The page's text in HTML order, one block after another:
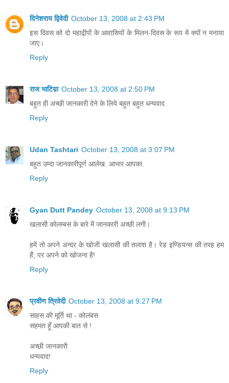
दिनेशराय द्विवेदी October 13, 2008 at 2:43 PM
इस दिवस को दो महाद्वीपों के आवासियों के मिलन-दिवस के रूप में क्यों न मनाया
जाए।
Reply
राज भाटिय़ा October 13, 2008 at 2:50 PM
बहुत ही अच्छी जानकारी देने के लिये बहुत बहुत धन्यवाद
Reply
Udan Tashtari October 13, 2008 at 3:07 PM
बहुत उम्दा जानकारीपूर्ण आलेख. आभार आपका.
Reply
Gyan Dutt Pandey October 13, 2008 at 9:13 PM
खलासी कोलम्बस के बारे में जानकारी अच्छी लगी।
हमें तो अपने अन्दर के खोजी खलासी की तलाश है। रेड इण्डियन्स की तरह हम
हैं; पर अपने को खोजना है!
Reply
प्रवीण त्रिवेदी October 13, 2008 at 9:27 PM
साहस की मूर्ति था - कोलंबस
सहमत हूँ आपकी बात से !
अच्छी जानकारी
धन्यवाद!
Reply